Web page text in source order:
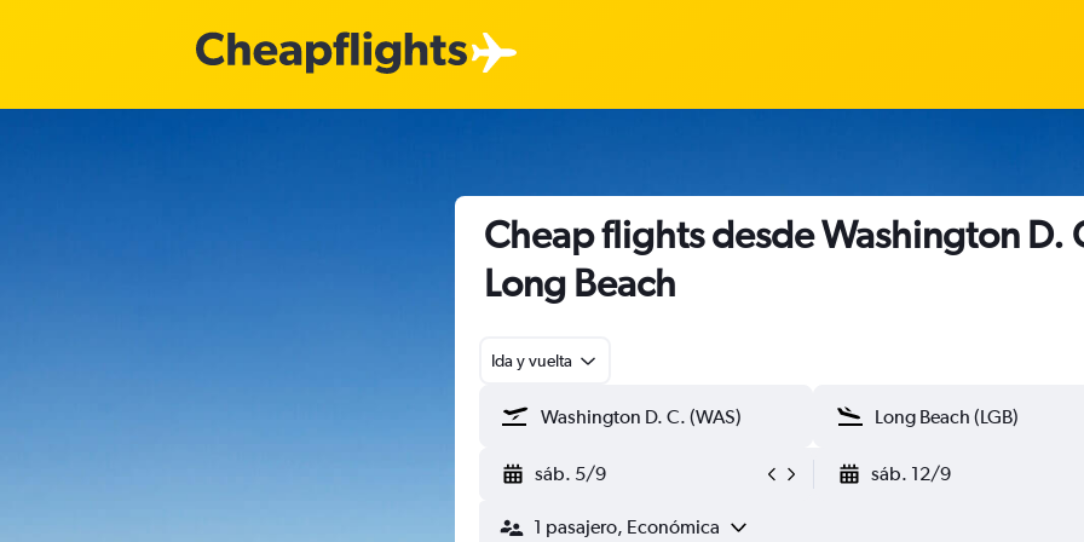
Cheap flights desde Washington D.
Long Beach
Ida y vuelta
sáb. 5/9 sáb. 12/9
1 pasajero, Económica